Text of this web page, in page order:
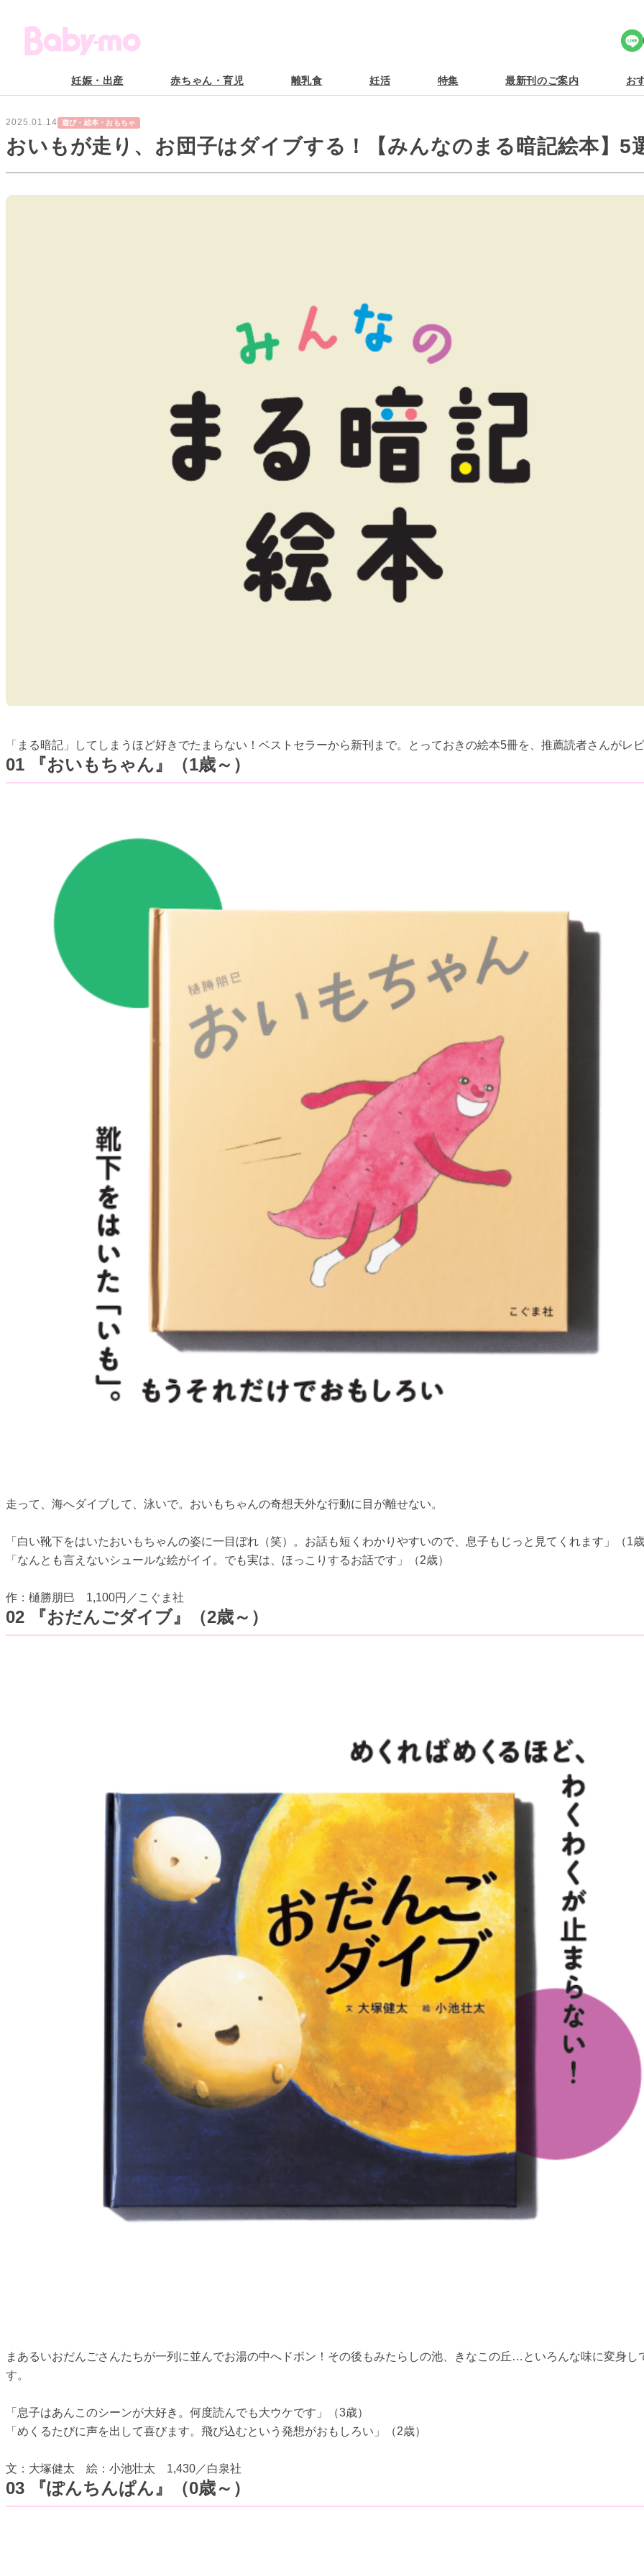
Share Icon
妊娠・出産 赤ちゃん・育児 離乳食 妊活 特集 最新刊のご案内 お
2025.01.14 遊び・絵本・おもちゃ
おいもが走り、お団子はダイブする！【みんなのまる暗記絵本】5
「まる暗記」してしまうほど好きでたまらない！ベストセラーから新刊まで。とっておきの絵本5冊を、推薦読者さんがレ
01 『おいもちゃん』（1歳～）
走って、海へダイブして、泳いで。おいもちゃんの奇想天外な行動に目が離せない。
「白い靴下をはいたおいもちゃんの姿に一目ぼれ（笑）。お話も短くわかりやすいので、息子もじっと見てくれます」（1
「なんとも言えないシュールな絵がイイ。でも実は、ほっこりするお話です」（2歳）
作：樋勝朋巳 1,100円／こぐま社
02 『おだんごダイブ』（2歳～）
まあるいおだんごさんたちが一列に並んでお湯の中へドボン！その後もみたらしの池、きなこの丘…といろんな味に変身し
す。
「息子はあんこのシーンが大好き。何度読んでも大ウケです」（3歳）
「めくるたびに声を出して喜びます。飛び込むという発想がおもしろい」（2歳）
文：大塚健太 絵：小池壮太 1,430／白泉社
03 『ぽんちんぱん』（0歳～）